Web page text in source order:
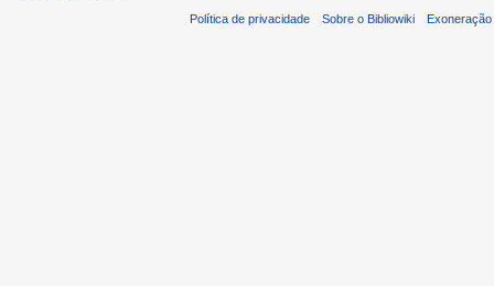
Política de privacidade Sobre o Bibliowiki